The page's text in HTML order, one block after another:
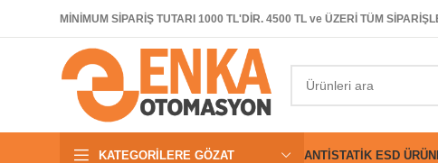
MİNİMUM SİPARİŞ TUTARI 1000 TL'DİR. 4500 TL ve ÜZERİ TÜM
KATEGORILERE GÖZAT ANTISTATIK ESD